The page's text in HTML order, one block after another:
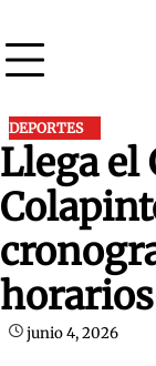
to
content
DEPORTES
Llega el
junio 4, 2026